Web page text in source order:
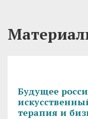
Будущее
терапия и